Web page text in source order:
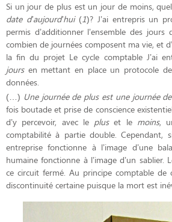
Si un jour de plus est un jour de moins,
date d’aujourd’hui (1)? J’ai entrepris un
permis d’additionner l’ensemble des
combien de journées composent ma vie, et
la fin du projet Le cycle comptable J’ai
joursen mettant en place un protocole de
données.
(…) Une journée de plus est une journée
fois boutade et prise de conscience
d’y percevoir, avec le pluset le moins,
comptabilité à partie double. Cependant,
entreprise fonctionne à l’image d’une
humaine fonctionne à l’image d’un sablier.
ce circuit fermé. Au principe comptable
discontinuité certaine puisque la mort est